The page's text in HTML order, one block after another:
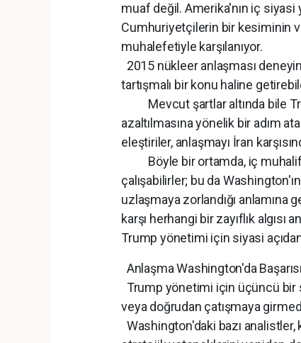
muaf değil. Amerika'nın iç siyasi
Cumhuriyetçilerin bir kesiminin
muhalefetiyle karşılanıyor.
2015 nükleer anlaşması
tartışmalı bir konu haline
Mevcut şartlar altında bile
azaltılmasına yönelik bir adım
eleştiriler, anlaşmayı İran
Böyle bir ortamda, iç
çalışabilirler; bu da
uzlaşmaya zorlandığı anlamına
karşı herhangi bir zayıflık algısı
Trump yönetimi için siyasi
Anlaşma Washington'da
Trump yönetimi için üçüncü bir
veya doğrudan çatışmaya
Washington'daki bazı analistler,